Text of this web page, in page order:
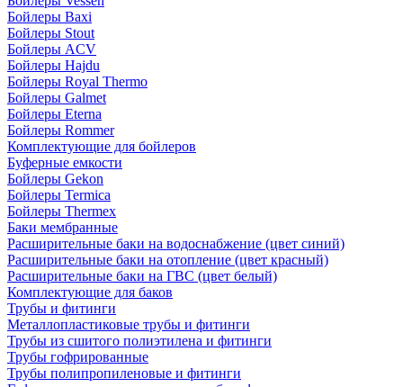
Бойлеры Baxi
Бойлеры Stout
Бойлеры ACV
Бойлеры Hajdu
Бойлеры Royal Thermo
Бойлеры Galmet
Бойлеры Eterna
Бойлеры Rommer
Комплектующие для бойлеров
Буферные емкости
Бойлеры Gekon
Бойлеры Termica
Бойлеры Thermex
Баки мембранные
Расширительные баки на водоснабжение (цвет синий)
Расширительные баки на отопление (цвет красный)
Расширительные баки на ГВС (цвет белый)
Комплектующие для баков
Трубы и фитинги
Металлопластиковые трубы и фитинги
Трубы из сшитого полиэтилена и фитинги
Трубы гофрированные
Трубы полипропиленовые и фитинги